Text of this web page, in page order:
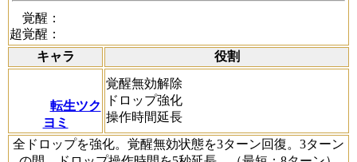
覚醒：
超覚醒：
キャラ
役割
転生ツク
ヨミ
覚醒無効解除
ドロップ強化
操作時間延長
全ドロップを強化。覚醒無効状態を3ターン回復。3ターン